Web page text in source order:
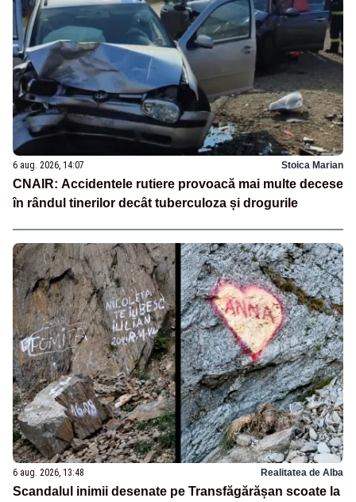
6 aug. 2026, 14:07 Stoica Marian
CNAIR: Accidentele rutiere provoacă mai multe decese
în rândul tinerilor decât tuberculoza și drogurile
6 aug. 2026, 13:48 Realitatea de Alba
Scandalul inimii desenate pe Transfăgărășan scoate la